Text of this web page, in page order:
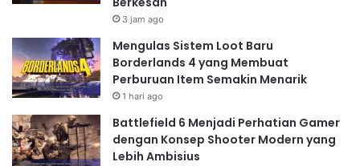
3 jam ago
Mengulas Sistem Loot Baru
Borderlands 4 yang Membuat
Perburuan Item Semakin Menarik
1 hari ago
Battlefield 6 Menjadi Perhatian Gamer
dengan Konsep Shooter Modern yang
Lebih Ambisius